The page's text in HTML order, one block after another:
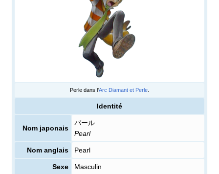
Perle dans l'Arc Diamant et Perle
Identité
Nom japonais
パール
Pearl
Nom anglais Pearl
Sexe Masculin